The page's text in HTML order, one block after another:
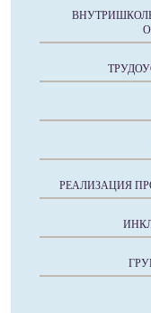
РЕАЛИЗАЦИЯ